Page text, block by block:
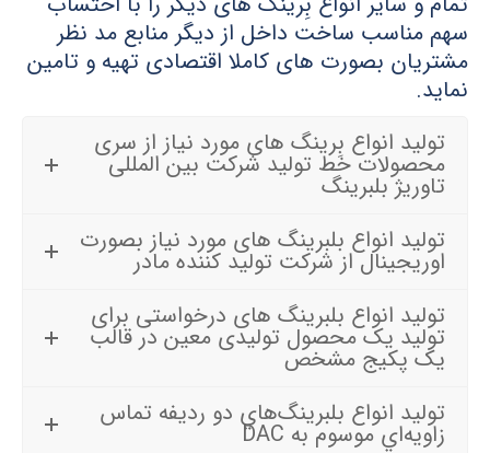
سهم مناسب ساخت داخل از دیگر منابع مد نظر
مشتریان بصورت های کاملا اقتصادی تهیه و تامین
نماید.
توليد انواع بِرینگ های مورد نیاز از سری
محصولات خط تولید شرکت بین المللی
تاوریژ بلبرینگ
توليد انواع بلبرینگ های مورد نیاز بصورت
اوریجینال از شرکت تولید کننده مادر
توليد انواع بلبرینگ های درخواستی برای
تولید یک محصول تولیدی معین در قالب
یک پکیج مشخص
توليد انواع بلبرينگ‌هاي دو رديفه تماس
زاويه‌اي موسوم به DAC